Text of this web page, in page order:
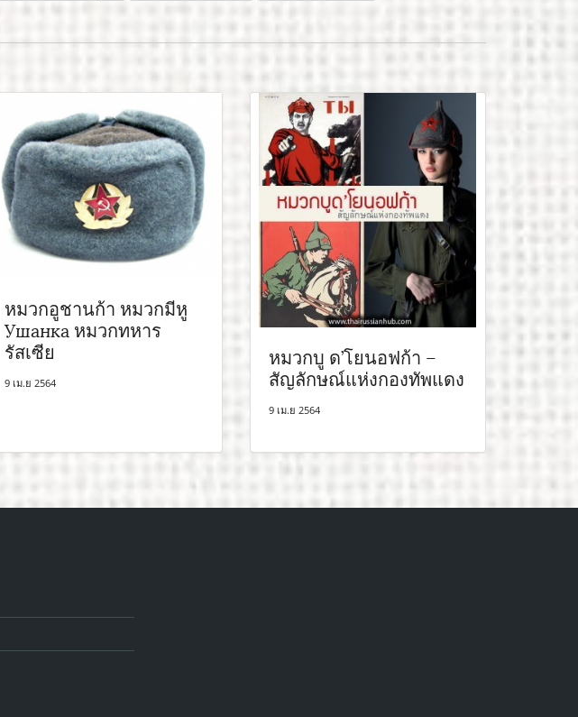
หมวกอูชานก้า หมวกมีหู
Ушанка หมวกทหาร
รัสเซีย
9 เม.ย 2564
หมวกบู ด’โยนอฟก้า –
สัญลักษณ์แห่งกองทัพแดง
9 เม.ย 2564